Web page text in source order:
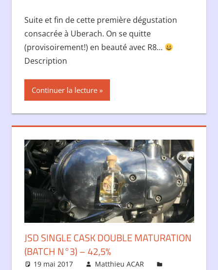
Suite et fin de cette première dégustation
consacrée à Uberach. On se quitte
(provisoirement!) en beauté avec R8…
Description
Continuer la lecture
JSD SINGLE CASK DOUBLE MATURATION
(BATCH N°3) – 42,5%
19 mai 2017
Matthieu ACAR